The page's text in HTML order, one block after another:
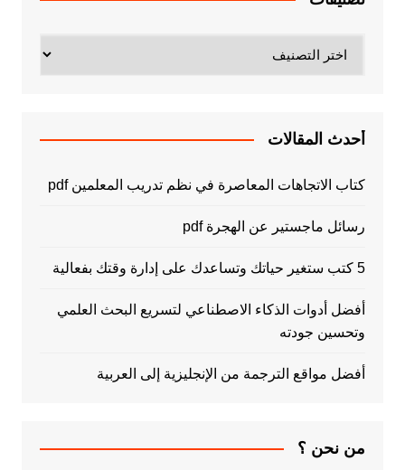
أحدث المقالات
كتاب الاتجاهات المعاصرة في نظم تدريب المعلمين pdf
رسائل ماجستير عن الهجرة pdf
5 كتب ستغير حياتك وتساعدك على إدارة وقتك بفعالية
أفضل أدوات الذكاء الاصطناعي لتسريع البحث العلمي
وتحسين جودته
أفضل مواقع الترجمة من الإنجليزية إلى العربية
من نحن ؟